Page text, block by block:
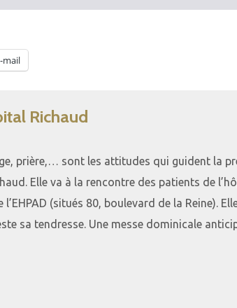
mail
Richaud
prière,… sont les attitudes qui guident la
Elle va à la rencontre des patients de
(situés 80, boulevard de la Reine).
sa tendresse. Une messe dominicale